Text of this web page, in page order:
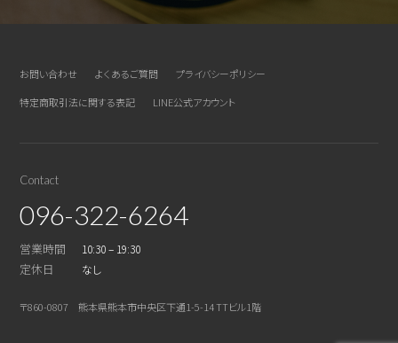
お問い合わせ よくあるご質問
プライバシーポリシー
特定商取引法に関する表記
LINE公式アカウント
Contact
096-322-6264
営業時間 10:30 – 19:30
定休日 なし
〒860-0807 熊本県熊本市中央区下通1-5-14 TTビル1階